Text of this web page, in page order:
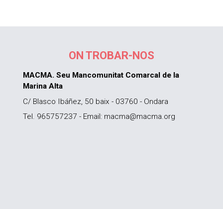
ON TROBAR-NOS
MACMA. Seu Mancomunitat Comarcal de la
Marina Alta
C/ Blasco Ibáñez, 50 baix - 03760 - Ondara
Tel. 965757237 - Email: macma@macma.org